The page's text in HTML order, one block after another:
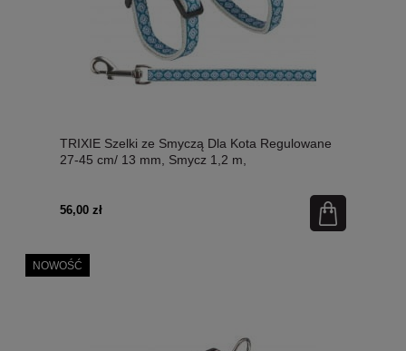
TRIXIE Szelki ze Smyczą Dla Kota Regulowane
27-45 cm/ 13 mm, Smycz 1,2 m,
56,00 zł
NOWOŚĆ